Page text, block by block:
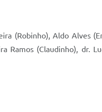
(Robinho), Aldo Alves
Ramos (Claudinho), dr.